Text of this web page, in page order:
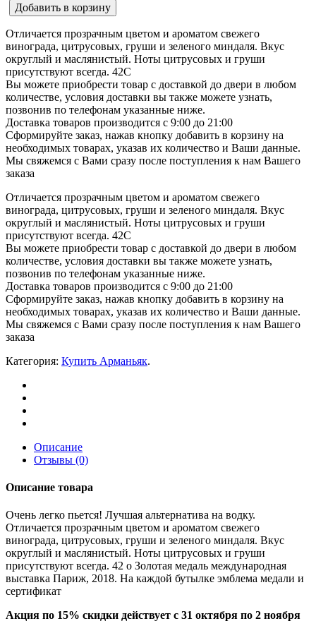
Добавить в корзину
Отличается прозрачным цветом и ароматом свежего
винограда, цитрусовых, груши и зеленого миндаля. Вкус
округлый и маслянистый. Ноты цитрусовых и груши
присутствуют всегда. 42C
Вы можете приобрести товар с доставкой до двери в любом
количестве, условия доставки вы также можете узнать,
позвонив по телефонам указанные ниже.
Доставка товаров производится с 9:00 до 21:00
Сформируйте заказ, нажав кнопку добавить в корзину на
необходимых товарах, указав их количество и Ваши данные.
Мы свяжемся с Вами сразу после поступления к нам Вашего
заказа
Отличается прозрачным цветом и ароматом свежего
винограда, цитрусовых, груши и зеленого миндаля. Вкус
округлый и маслянистый. Ноты цитрусовых и груши
присутствуют всегда. 42C
Вы можете приобрести товар с доставкой до двери в любом
количестве, условия доставки вы также можете узнать,
позвонив по телефонам указанные ниже.
Доставка товаров производится с 9:00 до 21:00
Сформируйте заказ, нажав кнопку добавить в корзину на
необходимых товарах, указав их количество и Ваши данные.
Мы свяжемся с Вами сразу после поступления к нам Вашего
заказа
Категория: Купить Арманьяк.
Описание
Отзывы (0)
Описание товара
Очень легко пьется! Лучшая альтернатива на водку.
Отличается прозрачным цветом и ароматом свежего
винограда, цитрусовых, груши и зеленого миндаля. Вкус
округлый и маслянистый. Ноты цитрусовых и груши
присутствуют всегда. 42 о Золотая медаль международная
выставка Париж, 2018. На каждой бутылке эмблема медали и
сертификат
Акция по 15% скидки действует с 31 октября по 2 ноября